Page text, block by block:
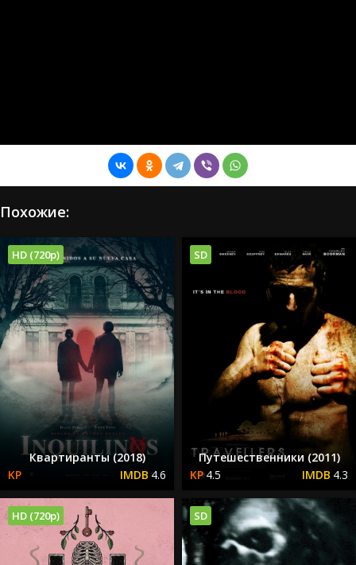
Похожие:
HD (720p)
Квартиранты (2018)
4.6
SD
Путешественники (2011)
4.5
4.3
HD (720p) SD